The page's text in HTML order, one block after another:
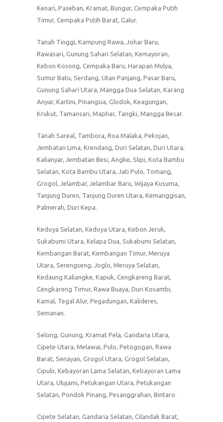
Kenari, Paseban, Kramat, Bungur, Cempaka Putih
Timur, Cempaka Putih Barat, Galur.
Tanah Tinggi, Kampung Rawa, Johar Baru,
Rawasari, Gunung Sahari Selatan, Kemayoran,
Kebon Kosong, Cempaka Baru, Harapan Mulya,
Sumur Batu, Serdang, Utan Panjang, Pasar Baru,
Gunung Sahari Utara, Mangga Dua Selatan, Karang
Anyar, Kartini, Pinangsia, Glodok, Keagungan,
Krukut, Tamansari, Maphar, Tangki, Mangga Besar.
Tanah Sareal, Tambora, Roa Malaka, Pekojan,
Jembatan Lima, Krendang, Duri Selatan, Duri Utara,
Kalianyar, Jembatan Besi, Angke, Slipi, Kota Bambu
Selatan, Kota Bambu Utara, Jati Pulo, Tomang,
Grogol, Jelambar, Jelambar Baru, Wijaya Kusuma,
Tanjung Duren, Tanjung Duren Utara, Kemanggisan,
Palmerah, Duri Kepa.
Kedoya Selatan, Kedoya Utara, Kebon Jeruk,
Sukabumi Utara, Kelapa Dua, Sukabumi Selatan,
Kembangan Barat, Kembangan Timur, Meruya
Utara, Serengseng, Joglo, Meruya Selatan,
Kedaung Kaliangke, Kapuk, Cengkareng Barat,
Cengkareng Timur, Rawa Buaya, Duri Kosambi,
Kamal, Tegal Alur, Pegadungan, Kalideres,
Semanan.
Selong, Gunung, Kramat Pela, Gandaria Utara,
Cipete Utara, Melawai, Pulo, Petogogan, Rawa
Barat, Senayan, Grogol Utara, Grogol Selatan,
Cipulir, Kebayoran Lama Selatan, Kebayoran Lama
Utara, Ulujami, Petukangan Utara, Petukangan
Selatan, Pondok Pinang, Pesanggrahan, Bintaro.
Cipete Selatan, Gandaria Selatan, Cilandak Barat,